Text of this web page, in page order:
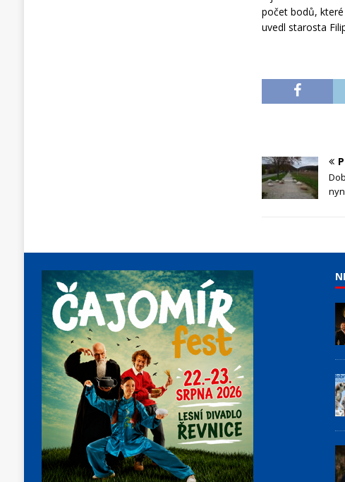
počet bodů,
uvedl starosta